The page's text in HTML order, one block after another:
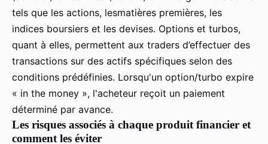
tels que les actions, lesmatières premières, les
indices boursiers et les devises. Options et turbos,
quant à elles, permettent aux traders d’effectuer des
transactions sur des actifs spécifiques selon des
conditions prédéfinies. Lorsqu'un option/turbo expire
« in the money », l'acheteur reçoit un paiement
déterminé par avance.
Les risques associés à chaque produit financier et
comment les éviter